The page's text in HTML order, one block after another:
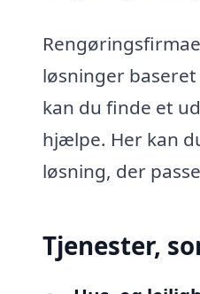
løsninger
kan du finde et
hjælpe. Her kan
løsning, der
Tjenester,